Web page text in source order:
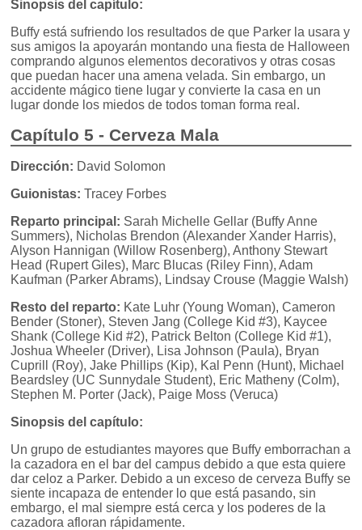
Sinopsis del capítulo:
Buffy está sufriendo los resultados de que Parker la usara y
sus amigos la apoyarán montando una fiesta de Halloween
comprando algunos elementos decorativos y otras cosas
que puedan hacer una amena velada. Sin embargo, un
accidente mágico tiene lugar y convierte la casa en un
lugar donde los miedos de todos toman forma real.
Capítulo 5 - Cerveza Mala
Dirección: David Solomon
Guionistas: Tracey Forbes
Reparto principal: Sarah Michelle Gellar (Buffy Anne
Summers), Nicholas Brendon (Alexander Xander Harris),
Alyson Hannigan (Willow Rosenberg), Anthony Stewart
Head (Rupert Giles), Marc Blucas (Riley Finn), Adam
Kaufman (Parker Abrams), Lindsay Crouse (Maggie Walsh)
Resto del reparto: Kate Luhr (Young Woman), Cameron
Bender (Stoner), Steven Jang (College Kid #3), Kaycee
Shank (College Kid #2), Patrick Belton (College Kid #1),
Joshua Wheeler (Driver), Lisa Johnson (Paula), Bryan
Cuprill (Roy), Jake Phillips (Kip), Kal Penn (Hunt), Michael
Beardsley (UC Sunnydale Student), Eric Matheny (Colm),
Stephen M. Porter (Jack), Paige Moss (Veruca)
Sinopsis del capítulo:
Un grupo de estudiantes mayores que Buffy emborrachan a
la cazadora en el bar del campus debido a que esta quiere
dar celoz a Parker. Debido a un exceso de cerveza Buffy se
siente incapaza de entender lo que está pasando, sin
embargo, el mal siempre está cerca y los poderes de la
cazadora afloran rápidamente.